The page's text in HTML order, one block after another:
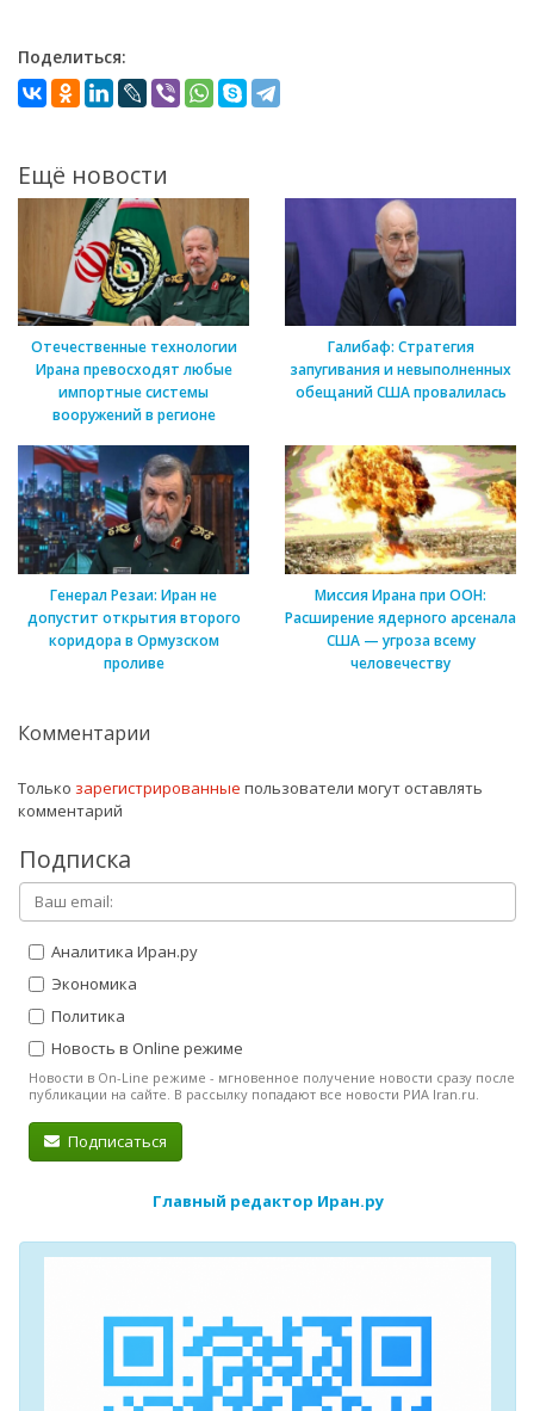
Поделиться:
Ещё новости
Отечественные технологии
Ирана превосходят любые
импортные системы
вооружений в регионе
Галибаф: Стратегия
запугивания и невыполненных
обещаний США провалилась
Генерал Резаи: Иран не
допустит открытия второго
коридора в Ормузском
проливе
Миссия Ирана при ООН:
Расширение ядерного арсенала
США — угроза всему
человечеству
Комментарии
Только зарегистрированные пользователи могут оставлять
комментарий
Подписка
Аналитика Иран.ру
Экономика
Политика
Новость в Online режиме
Новости в On-Line режиме - мгновенное получение новости сразу после
публикации на сайте. В рассылку попадают все новости РИА Iran.ru.
Подписаться
Главный редактор Иран.ру